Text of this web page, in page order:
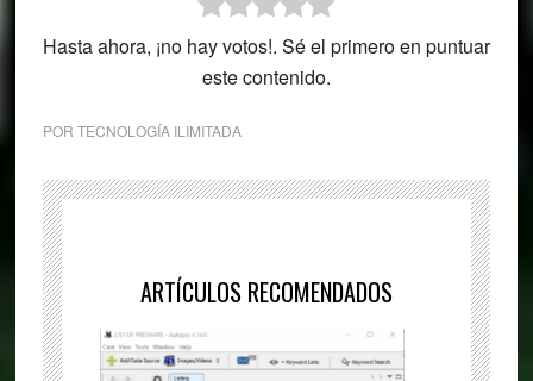
Hasta ahora, ¡no hay votos!. Sé el primero en puntuar
este contenido.
POR TECNOLOGÍA ILIMITADA
ARTÍCULOS RECOMENDADOS